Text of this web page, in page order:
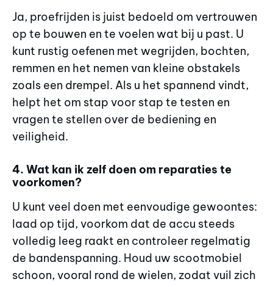
Ja, proefrijden is juist bedoeld om vertrouwen
op te bouwen en te voelen wat bij u past. U
kunt rustig oefenen met wegrijden, bochten,
remmen en het nemen van kleine obstakels
zoals een drempel. Als u het spannend vindt,
helpt het om stap voor stap te testen en
vragen te stellen over de bediening en
veiligheid.
4. Wat kan ik zelf doen om reparaties te
voorkomen?
U kunt veel doen met eenvoudige gewoontes:
laad op tijd, voorkom dat de accu steeds
volledig leeg raakt en controleer regelmatig
de bandenspanning. Houd uw scootmobiel
schoon, vooral rond de wielen, zodat vuil zich